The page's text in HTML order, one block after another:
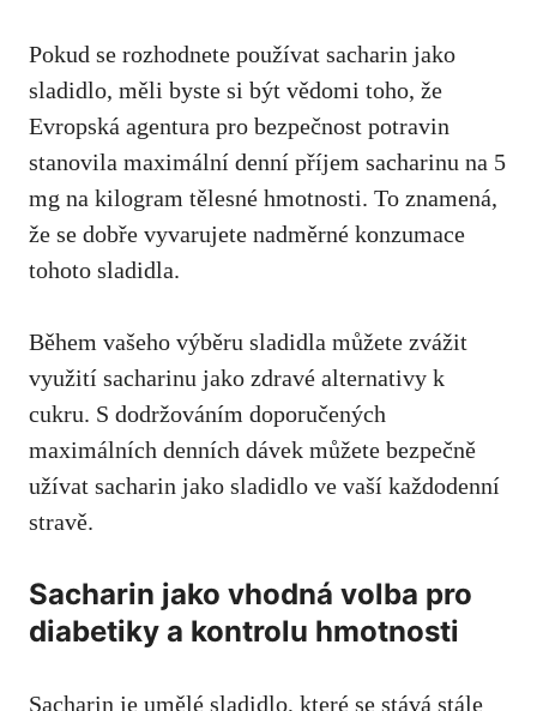
Pokud ⁢se rozhodnete používat sacharin jako
sladidlo, měli byste si být vědomi toho, že
Evropská agentura ‍pro bezpečnost‍ potravin
stanovila maximální ‌denní příjem sacharinu⁤ na 5
mg na kilogram ‍tělesné hmotnosti. To znamená,
že se dobře vyvarujete nadměrné konzumace⁣
tohoto⁣ sladidla.
Během vašeho výběru sladidla můžete zvážit
využití sacharinu‍ jako zdravé alternativy k
cukru.​ S dodržováním doporučených
maximálních ‌denních dávek můžete bezpečně
užívat sacharin ​jako sladidlo ve vaší každodenní
stravě.
Sacharin jako vhodná volba pro
diabetiky a ‍kontrolu ⁢hmotnosti
‍Sacharin je umělé⁢ sladidlo, které ​se stává stále